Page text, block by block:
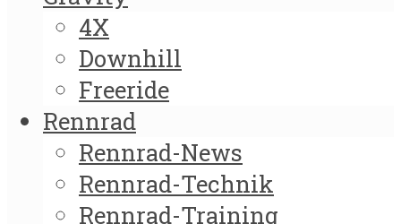
4X
Downhill
Freeride
Rennrad
Rennrad-News
Rennrad-Technik
Rennrad-Training